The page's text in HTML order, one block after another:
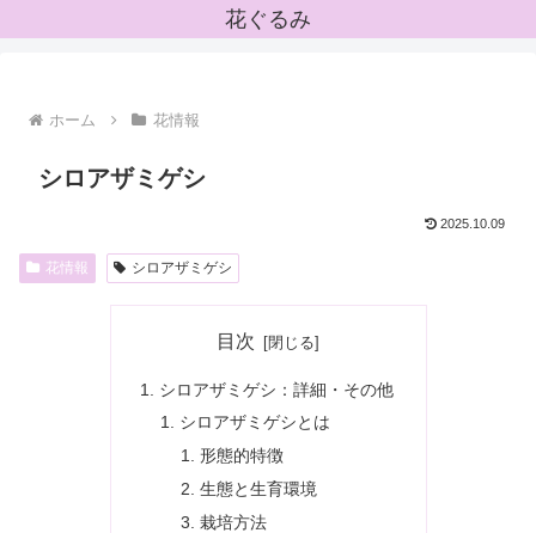
花ぐるみ
ホーム 花情報
シロアザミゲシ
2025.10.09
花情報 シロアザミゲシ
目次
シロアザミゲシ：詳細・その他
シロアザミゲシとは
形態的特徴
生態と生育環境
栽培方法